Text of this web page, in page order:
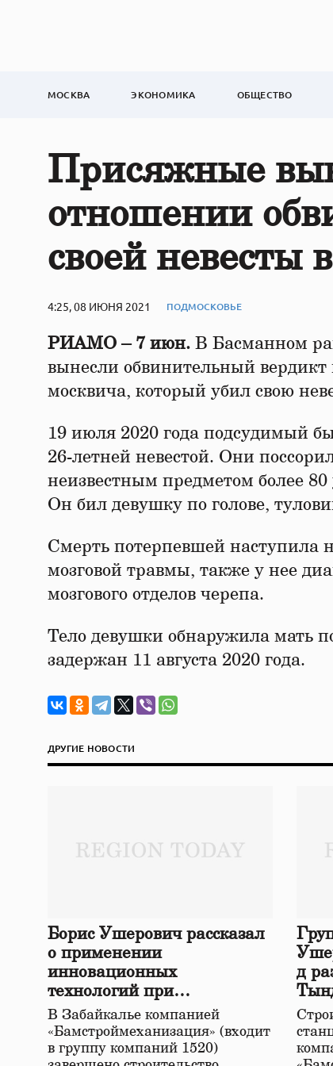
МОСКВА ЭКОНОМИКА ОБЩЕСТВО
Присяжные
отношении
своей невесты
4:25, 08 ИЮНЯ 2021 ПОДМОСКОВЬЕ
РИАМО – 7 июн. В Басманном
вынесли обвинительный вердикт
москвича, который убил свою
19 июля 2020 года подсудимый
26-летней невестой. Они
неизвестным предметом более
Он бил девушку по голове,
Смерть потерпевшей наступила
мозговой травмы, также у нее
мозгового отделов черепа.
Тело девушки обнаружила мать
задержан 11 августа 2020 года.
ДРУГИЕ НОВОСТИ
Борис Ушерович рассказал
о применении
инновационных
технологий при
строительстве нового моста
в Забайкалье
В Забайкалье компанией
«Бамстроймеханизация» (входит
в группу компаний 1520)
д